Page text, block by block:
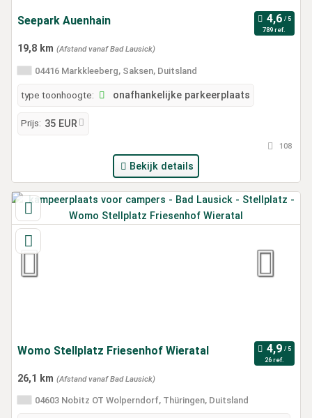
Seepark Auenhain
789 ref.
19,8 km (Afstand vanaf Bad Lausick)
04416 Markkleeberg, Saksen, Duitsland
type toonhoogte: onafhankelijke parkeerplaats
Prijs: 35 EUR
108
Bekijk details
Womo Stellplatz Friesenhof Wieratal
26 ref.
26,1 km (Afstand vanaf Bad Lausick)
04603 Nobitz OT Wolperndorf, Thüringen, Duitsland